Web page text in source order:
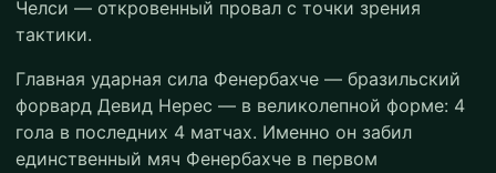
Челси — откровенный провал с точки зрения
тактики.
Главная ударная сила Фенербахче — бразильский
форвард Девид Нерес — в великолепной форме: 4
гола в последних 4 матчах. Именно он забил
единственный мяч Фенербахче в первом